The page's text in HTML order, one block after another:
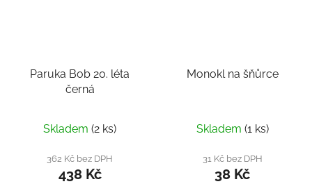
Paruka Bob 20. léta
černá
Skladem (2 ks)
362 Kč bez DPH
438 Kč
Monokl na šňůrce
Skladem (1 ks)
31 Kč bez DPH
38 Kč